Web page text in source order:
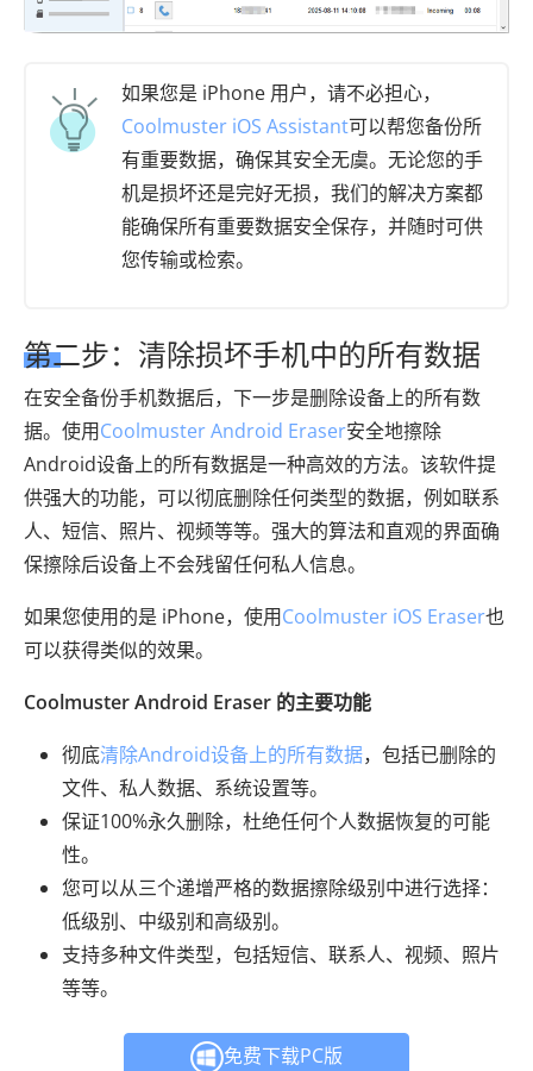
如果您是 iPhone 用户，请不必担心，
Coolmuster iOS Assistant可以帮您备份所
有重要数据，确保其安全无虞。无论您的手
机是损坏还是完好无损，我们的解决方案都
能确保所有重要数据安全保存，并随时可供
您传输或检索。
第二步：清除损坏手机中的所有数据
在安全备份手机数据后，下一步是删除设备上的所有数
据。使用Coolmuster Android Eraser安全地擦除
Android设备上的所有数据是一种高效的方法。该软件提
供强大的功能，可以彻底删除任何类型的数据，例如联系
人、短信、照片、视频等等。强大的算法和直观的界面确
保擦除后设备上不会残留任何私人信息。
如果您使用的是 iPhone，使用Coolmuster iOS Eraser也
可以获得类似的效果。
Coolmuster Android Eraser 的主要功能
彻底清除Android设备上的所有数据，包括已删除的
文件、私人数据、系统设置等。
保证100%永久删除，杜绝任何个人数据恢复的可能
性。
您可以从三个递增严格的数据擦除级别中进行选择：
低级别、中级别和高级别。
支持多种文件类型，包括短信、联系人、视频、照片
等等。
免费下载PC版